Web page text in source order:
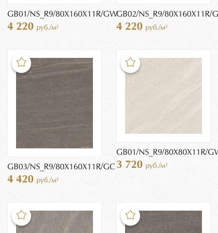
GB01/NS_R9/80X160X11R/GW
4 220 руб./м²
GB02/NS_R9/80X160X11R/
4 220 руб./м²
GB03/NS_R9/80X160X11R/GC
4 420 руб./м²
GB01/NS_R9/80X80X11R/
3 720 руб./м²